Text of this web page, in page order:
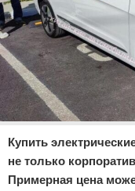
Купить
не только
Примерная цена